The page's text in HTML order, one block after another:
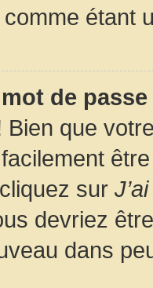
étant
de
Bien que
sur
devriez
dans